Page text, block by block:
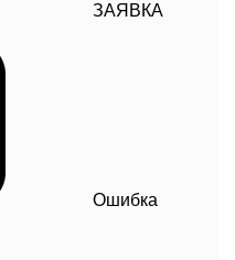
ЗАЯВКА
Ошибка